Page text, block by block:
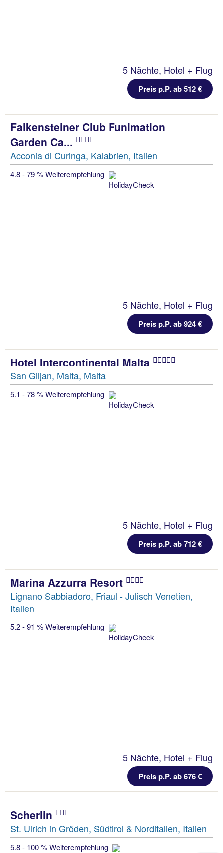
5 Nächte, Hotel + Flug
Preis p.P. ab 512 €
Falkensteiner Club Funimation
Garden Ca...
Acconia di Curinga, Kalabrien, Italien
4.8 - 79 % Weiterempfehlung
5 Nächte, Hotel + Flug
Preis p.P. ab 924 €
Hotel Intercontinental Malta
San Giljan, Malta, Malta
5.1 - 78 % Weiterempfehlung
5 Nächte, Hotel + Flug
Preis p.P. ab 712 €
Marina Azzurra Resort
Lignano Sabbiadoro, Friaul - Julisch Venetien,
Italien
5.2 - 91 % Weiterempfehlung
5 Nächte, Hotel + Flug
Preis p.P. ab 676 €
Scherlin
St. Ulrich in Gröden, Südtirol & Norditalien, Italien
5.8 - 100 % Weiterempfehlung